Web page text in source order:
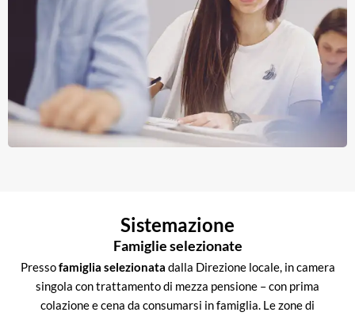
Sistemazione
Famiglie selezionate
Pressofamiglia selezionata dalla Direzione locale, in camera
singola con trattamento di mezza pensione – con prima
colazione e cena da consumarsi in famiglia. Le zone di